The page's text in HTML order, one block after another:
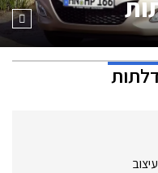
עיצוב